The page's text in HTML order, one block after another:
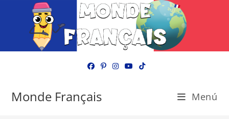
Monde Français Menú